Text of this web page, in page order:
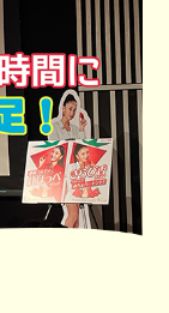
が身近に感じられ
料で利用可＞
など 新しい未来
きっちり紹介。
天下統一を成し遂